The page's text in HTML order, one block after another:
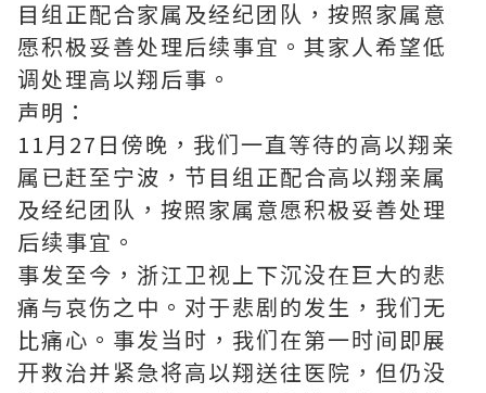
目组正配合家属及经纪团队，按照家属意
愿积极妥善处理后续事宜。其家人希望低
调处理高以翔后事。
声明：
11月27日傍晚，我们一直等待的高以翔亲
属已赶至宁波，节目组正配合高以翔亲属
及经纪团队，按照家属意愿积极妥善处理
后续事宜。
事发至今，浙江卫视上下沉没在巨大的悲
痛与哀伤之中。对于悲剧的发生，我们无
比痛心。事发当时，我们在第一时间即展
开救治并紧急将高以翔送往医院，但仍没